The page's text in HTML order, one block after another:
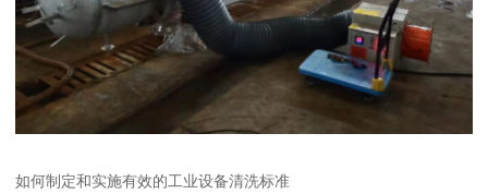
如何制定和实施有效的工业设备清洗标准